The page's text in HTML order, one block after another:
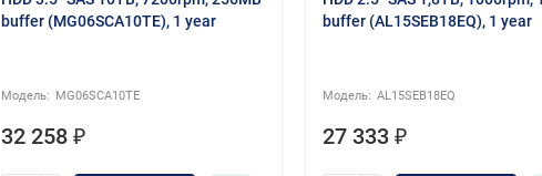
buffer (MG06SCA10TE), 1 year
MG06SCA10TE
32 258 ₽
buffer (AL15SEB18EQ), 1 year
AL15SEB18EQ
27 333 ₽